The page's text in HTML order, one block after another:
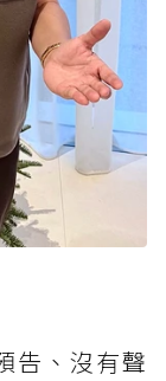
告、沒有聲